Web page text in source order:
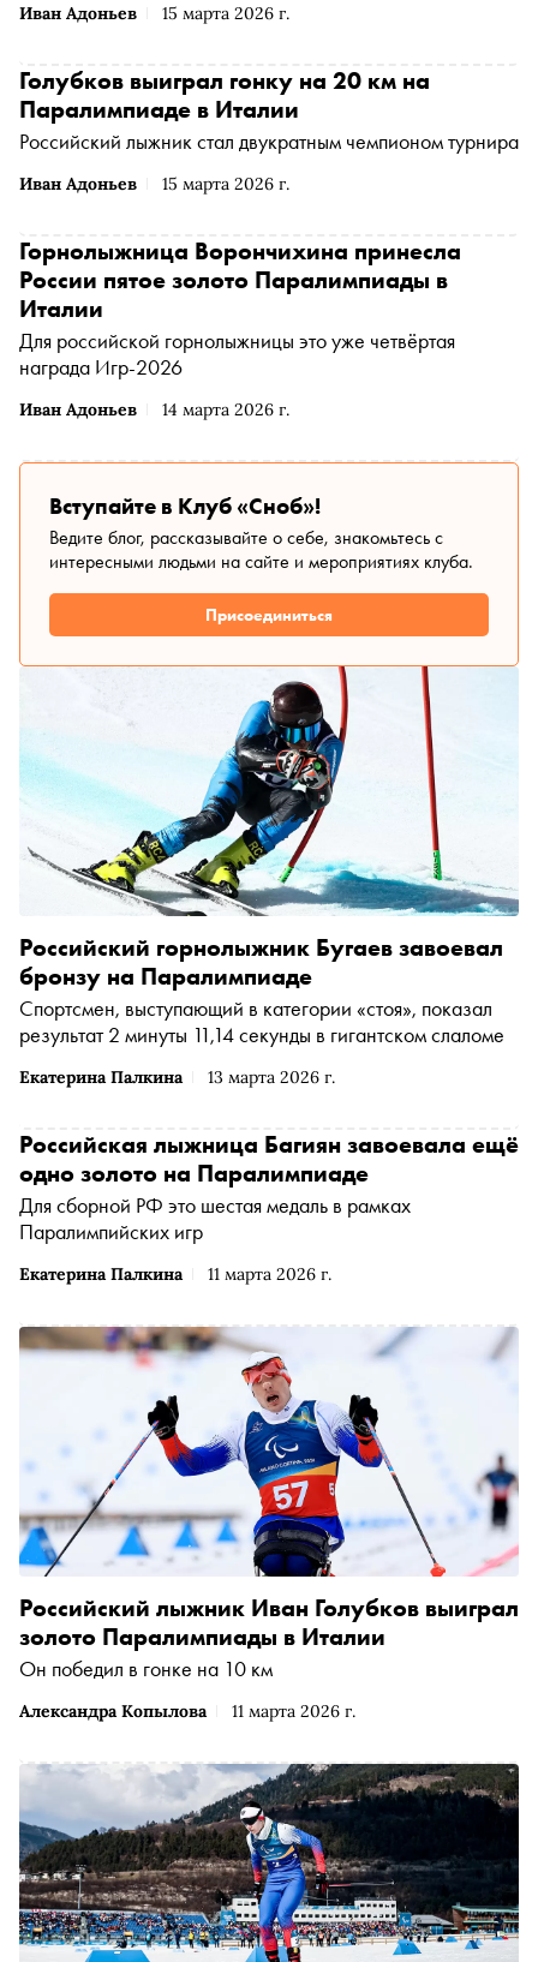
Иван Адоньев 15 марта 2026 г.
Иван Адоньев 15 марта 2026 г.
Голубков выиграл гонку на 20 км на
Паралимпиаде в Италии
Российский лыжник стал двукратным чемпионом турнира
Иван Адоньев 14 марта 2026 г.
Горнолыжница Ворончихина принесла
России пятое золото Паралимпиады в
Италии
Для российской горнолыжницы это уже четвёртая
награда Игр-2026
Вступайте в Клуб «Сноб»!
Ведите блог, рассказывайте о себе, знакомьтесь с
интересными людьми на сайте и мероприятиях клуба.
Присоединиться
Екатерина Палкина 13 марта 2026 г.
Российский горнолыжник Бугаев завоевал
бронзу на Паралимпиаде
Спортсмен, выступающий в категории «стоя», показал
результат 2 минуты 11,14 секунды в гигантском слаломе
Екатерина Палкина 11 марта 2026 г.
Российская лыжница Багиян завоевала ещё
одно золото на Паралимпиаде
Для сборной РФ это шестая медаль в рамках
Паралимпийских игр
Александра Копылова 11 марта 2026 г.
Российский лыжник Иван Голубков выиграл
золото Паралимпиады в Италии
Он победил в гонке на 10 км